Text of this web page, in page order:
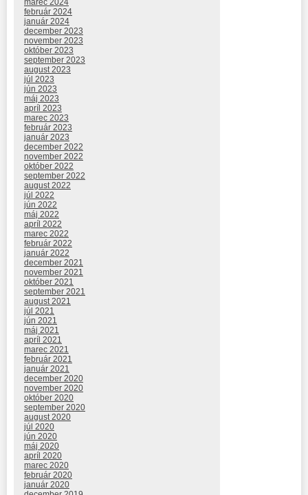
marec 2024
február 2024
január 2024
december 2023
november 2023
október 2023
september 2023
august 2023
júl 2023
jún 2023
máj 2023
apríl 2023
marec 2023
február 2023
január 2023
december 2022
november 2022
október 2022
september 2022
august 2022
júl 2022
jún 2022
máj 2022
apríl 2022
marec 2022
február 2022
január 2022
december 2021
november 2021
október 2021
september 2021
august 2021
júl 2021
jún 2021
máj 2021
apríl 2021
marec 2021
február 2021
január 2021
december 2020
november 2020
október 2020
september 2020
august 2020
júl 2020
jún 2020
máj 2020
apríl 2020
marec 2020
február 2020
január 2020